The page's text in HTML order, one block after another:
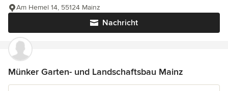
Nachricht
Am Hemel 14, 55124 Mainz
Münker Garten- und Landschaftsbau Mainz